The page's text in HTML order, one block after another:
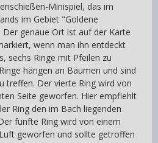
Minispiel, das im
im Gebiet "Goldene
genaue Ort ist auf der Karte
wenn man ihn entdeckt
sechs Ringe mit Pfeilen zu
hängen an Bäumen und sind
treffen. Der vierte Ring wird von
Seite geworfen. Hier empfiehlt
Ring den im Bach liegenden
fünfte Ring wird von einem
geworfen und sollte getroffen